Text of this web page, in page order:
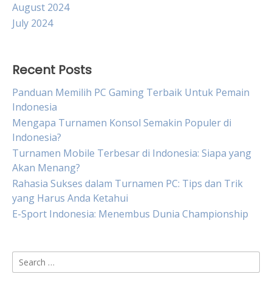
August 2024
July 2024
Recent Posts
Panduan Memilih PC Gaming Terbaik Untuk Pemain
Indonesia
Mengapa Turnamen Konsol Semakin Populer di
Indonesia?
Turnamen Mobile Terbesar di Indonesia: Siapa yang
Akan Menang?
Rahasia Sukses dalam Turnamen PC: Tips dan Trik
yang Harus Anda Ketahui
E-Sport Indonesia: Menembus Dunia Championship
Search
for: